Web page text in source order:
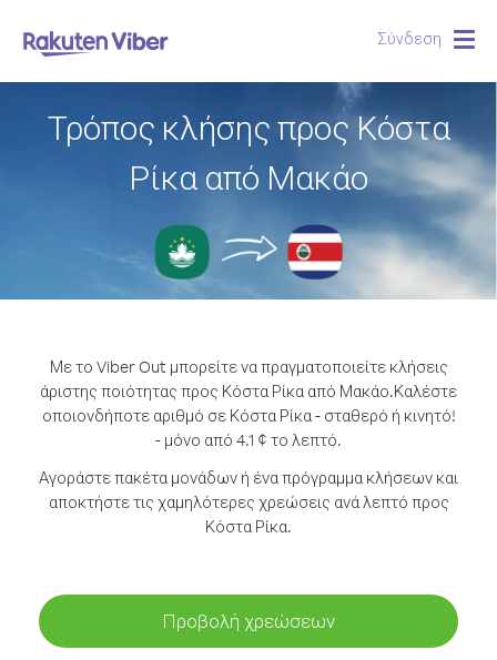
Σύνδεση
Τρόπος κλήσης προς Κόστα
Ρίκα από Μακάο
Με το Viber Out μπορείτε να πραγματοποιείτε κλήσεις
άριστης ποιότητας προς Κόστα Ρίκα από Μακάο.Καλέστε
οποιονδήποτε αριθμό σε Κόστα Ρίκα - σταθερό ή κινητό!
- μόνο από 4.1 ¢ το λεπτό.
Αγοράστε πακέτα μονάδων ή ένα πρόγραμμα κλήσεων και
αποκτήστε τις χαμηλότερες χρεώσεις ανά λεπτό προς
Κόστα Ρίκα.
Προβολή χρεώσεων